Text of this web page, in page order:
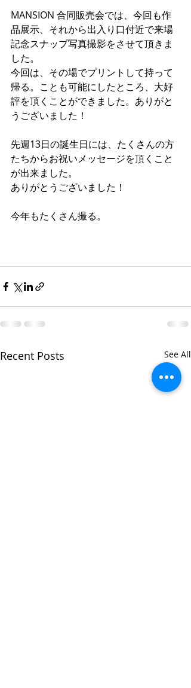
MANSION 合同販売会では、今回も作
品展示、それから出入り口付近で来場
記念スナップ写真撮影をさせて頂きま
した。
今回は、その場でプリントして持って
帰る。ことも可能にしたところ、大好
評を頂くことができました。ありがと
うございました！
先週13日の誕生日には、たくさんの方
たちからお祝いメッセージを頂くこと
が出来ました。
ありがとうございました！
今年もたくさん撮る。
Recent Posts See All